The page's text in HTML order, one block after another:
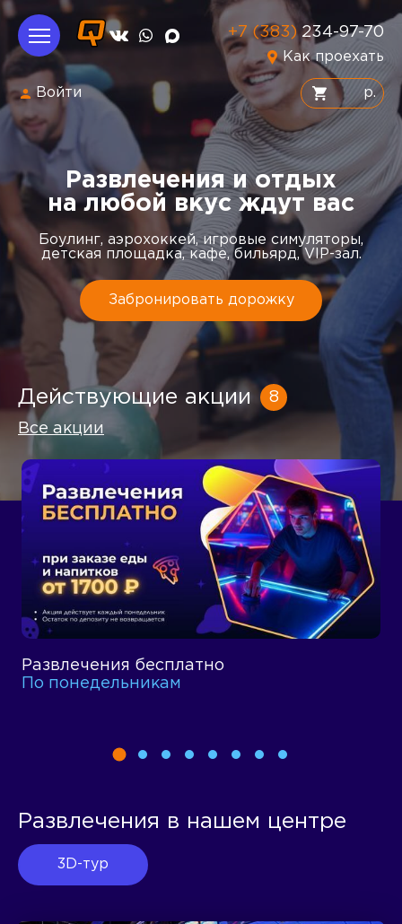
+7 (383)234-97-70
Как проехать
Войти р.
Развлечения и отдых
на любой вкус ждут вас
Боулинг, аэрохоккей, игровые симуляторы,
детская площадка, кафе, бильярд, VIP-зал.
Забронировать дорожку
Действующие акции
Все акции
Развлечения бесплатно
По понедельникам
Развлечения в нашем центре
3D-тур